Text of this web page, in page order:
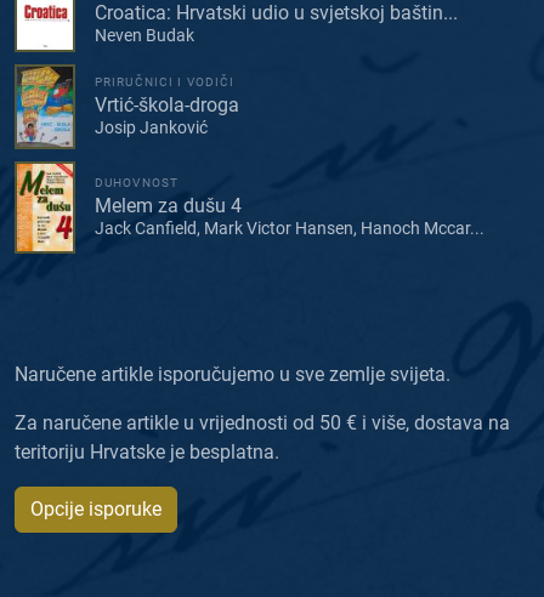
Croatica: Hrvatski udio u svjetskoj baštin...
Neven Budak
PRIRUČNICI I VODIČI
Vrtić-škola-droga
Josip Janković
DUHOVNOST
Melem za dušu 4
Jack Canfield, Mark Victor Hansen, Hanoch Mccar...
Naručene artikle isporučujemo u sve zemlje svijeta.
Za naručene artikle u vrijednosti od 50 € i više, dostava na
teritoriju Hrvatske je besplatna.
Opcije isporuke